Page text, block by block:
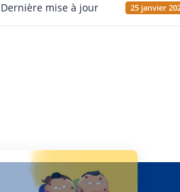
Dernière mise à jour 25 janvier